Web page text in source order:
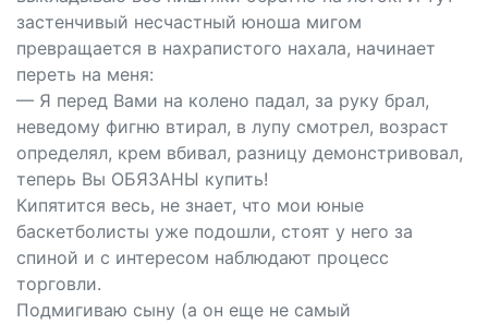
застенчивый несчастный юноша мигом
превращается в нахрапистого нахала, начинает
переть на меня:
— Я перед Вами на колено падал, за руку брал,
неведому фигню втирал, в лупу смотрел, возраст
определял, крем вбивал, разницу демонстривовал,
теперь Вы ОБЯЗАНЫ купить!
Кипятится весь, не знает, что мои юные
баскетболисты уже подошли, стоят у него за
спиной и с интересом наблюдают процесс
торговли.
Подмигиваю сыну (а он еще не самый